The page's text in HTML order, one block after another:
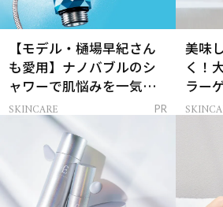
【モデル・樋場早紀さん
も愛用】ナノバブルのシ
ャワーで肌悩みを一気に
解決
SKINCARE PR
美味
く！
ラー